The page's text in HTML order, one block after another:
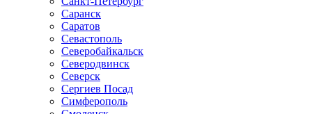
Саранск
Саратов
Севастополь
Северобайкальск
Северодвинск
Северск
Сергиев Посад
Симферополь